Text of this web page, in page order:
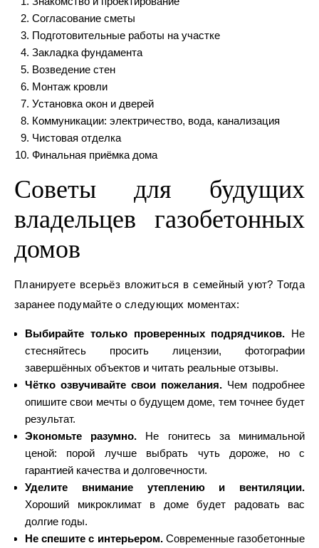
Согласование сметы
Подготовительные работы на участке
Закладка фундамента
Возведение стен
Монтаж кровли
Установка окон и дверей
Коммуникации: электричество, вода, канализация
Чистовая отделка
Финальная приёмка дома
Советы для будущих
владельцев газобетонных
домов
Планируете всерьёз вложиться в семейный уют? Тогда
заранее подумайте о следующих моментах:
Выбирайте только проверенных подрядчиков. Не
стесняйтесь просить лицензии, фотографии
завершённых объектов и читать реальные отзывы.
Чётко озвучивайте свои пожелания. Чем подробнее
опишите свои мечты о будущем доме, тем точнее будет
результат.
Экономьте разумно. Не гонитесь за минимальной
ценой: порой лучше выбрать чуть дороже, но с
гарантией качества и долговечности.
Уделите внимание утеплению и вентиляции.
Хороший микроклимат в доме будет радовать вас
долгие годы.
Не спешите с интерьером.Современные газобетонные